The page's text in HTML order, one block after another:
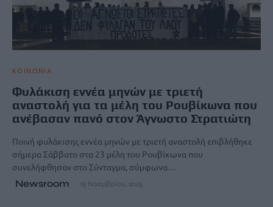
ΚΟΙΝΩΝΙΑ
Φυλάκιση εννέα μηνών με τριετή
αναστολή για τα μέλη του Ρουβίκωνα που
ανέβασαν πανό στον Άγνωστο Στρατιώτη
Ποινή φυλάκισης εννέα μηνών με τριετή αναστολή επιβλήθηκε
σήμερα Σάββατο στα 23 μέλη του Ρουβίκωνα που
συνελήφθησαν στο Σύνταγμα, σύμφωνα…
Newsroom 15 Νοεμβρίου, 2025